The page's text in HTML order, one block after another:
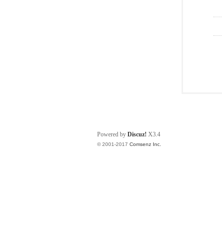
Powered by Discuz! X3.4
© 2001-2017 Comsenz Inc.